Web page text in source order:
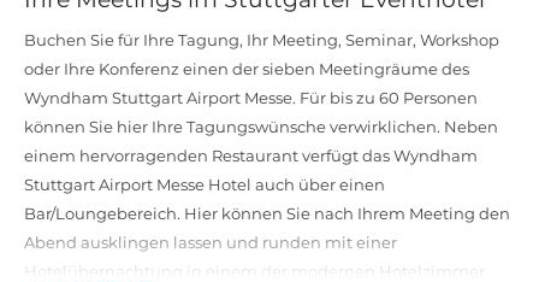
Buchen Sie für Ihre Tagung, Ihr Meeting, Seminar, Workshop
oder Ihre Konferenz einen der sieben Meetingräume des
Wyndham Stuttgart Airport Messe. Für bis zu 60 Personen
können Sie hier Ihre Tagungswünsche verwirklichen. Neben
einem hervorragenden Restaurant verfügt das Wyndham
Stuttgart Airport Messe Hotel auch über einen
Bar/Loungebereich. Hier können Sie nach Ihrem Meeting den
Abend ausklingen lassen und runden mit einer
Hotelübernachtung in einem der modernen Hotelzimmer